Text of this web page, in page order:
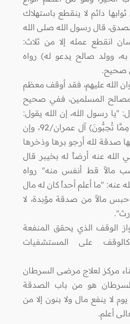
دائم لا ينقطع باستهلاك
قال رسول الله صلى الله
انقطع عمله إلا من ثلاث:
وولد صالح يدعو له) رواه
صحيح.
الله عليهم، فقد أوقف معظم
مصالح المسلمين، ففي صحيح
"يا رسول الله، إن الله يقول:
(لَنْ تَنَالُوا الْبِرَّ حَتَّى تُنْفِقُوا مِمَّا تُحِبُّونَ) آل عمران/92، وإن
صدقة لله أرجو برها وذخرها
الله عنه أرضاً له بخيبر قال
مالاً قط أنفس منه" رواه
عنه: "ما أعلم أحداً كان له مال
حبس مالاً من صدقة مؤبدة، لا
الوقف الذي يحقق المنفعة
على المستشفيات
مركز لعلاج مرضى السرطان
هو من باب الصدقة
لا ينفع مال ولا بنون إلا من
أعلم.